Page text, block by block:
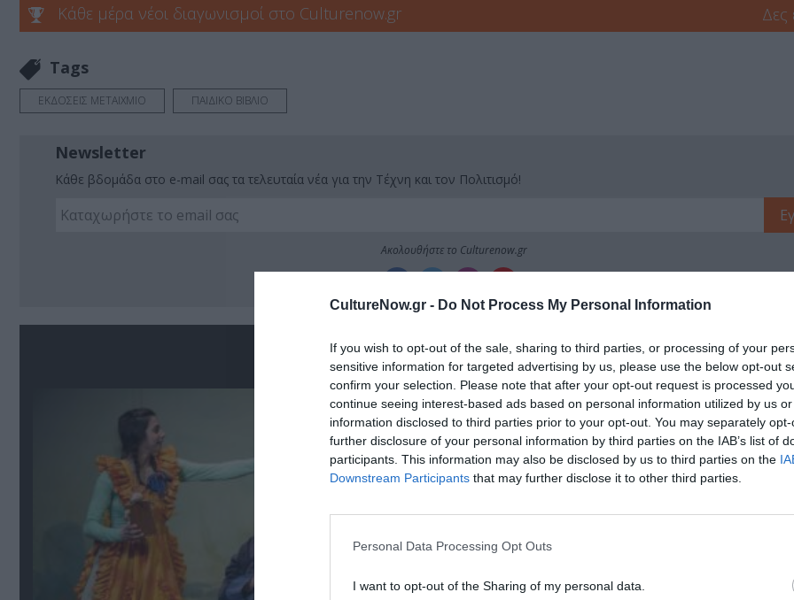
CultureNow.gr - Do Not Process My Personal Information
If you wish to opt-out of the sale, sharing to third parties, or processing of your
sensitive information for targeted advertising by us, please use the below opt-out
confirm your selection. Please note that after your opt-out request is processed
continue seeing interest-based ads based on personal information utilized by us
information disclosed to third parties prior to your opt-out. You may separately
further disclosure of your personal information by third parties on the IAB’s list of
participants. This information may also be disclosed by us to third parties on the
Downstream Participants that may further disclose it to other third parties.
Personal Data Processing Opt Outs
I want to opt-out of the Sharing of my personal data.
Κάθε μέρα νέοι διαγωνισμοί στο Culturenow.gr Δες
Tags
ΕΚΔΟΣΕΙΣ ΜΕΤΑΙΧΜΙΟ ΠΑΙΔΙΚΟ ΒΙΒΛΙΟ
Newsletter
Κάθε βδομάδα στο e-mail σας τα τελευταία νέα για την Τέχνη και τον Πολιτισμό!
Ακολουθήστε το Culturenow.gr
Σχετικά Άρθρα